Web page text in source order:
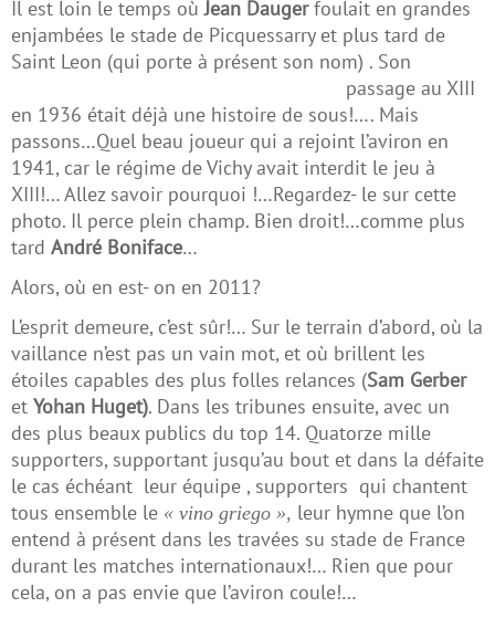
Il est loin le temps oùJean Daugerfoulait en grandes
enjambées le stade de Picquessarry et plus tard de
Saint Leon (qui porte à présent son nom) . Son
passage au XIII
en 1936 était déjà une histoire de sous!…. Mais
passons…Quel beau joueur qui a rejoint l’aviron en
1941, car le régime de Vichy avait interdit le jeu à
XIII!… Allez savoir pourquoi !…Regardez- le sur cette
photo. Il perce plein champ. Bien droit!…comme plus
tard André Boniface…
Alors, où en est- on en 2011?
L’esprit demeure, c’est sûr!… Sur le terrain d’abord, où la
vaillance n’est pas un vain mot, et où brillent les
étoiles capables des plus folles relances (Sam Gerber
et Yohan Huget). Dans les tribunes ensuite, avec un
des plus beaux publics du top 14. Quatorze mille
supporters, supportant jusqu’au bout et dans la défaite
le cas échéant leur équipe , supporters qui chantent
tous ensemble le « vino griego », leur hymne que l’on
entend à présent dans les travées su stade de France
durant les matches internationaux!… Rien que pour
cela, on a pas envie que l’aviron coule!…